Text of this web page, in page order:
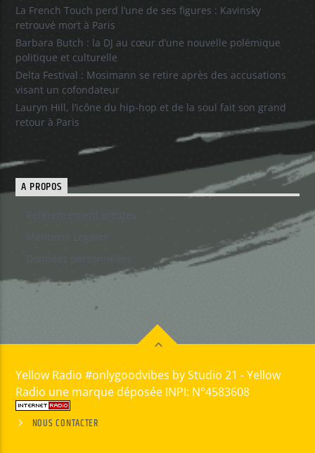
La French Touch perd l’une de ses figures : Kavinsky
retrouvé mort à Paris
Barbara Butch : la DJ au cœur d’une nouvelle polémique
politique et culturelle
Delta Festival : Mosimann se retire après des accusations
visant un cofondateur
Lauryn Hill, l’icône du hip-hop et de la soul fait son grand
retour à Paris
A PROPOS
Yellow Radio #onlygoodvibes by Studio 21 - Yellow
Radio une marque déposée INPI: N°4583608
NOUS CONTACTER